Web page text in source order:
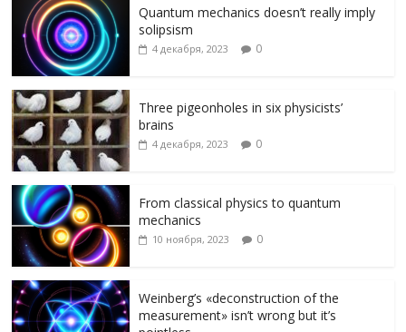
Quantum mechanics doesn’t really imply
solipsism
4 декабря, 2023 0
Three pigeonholes in six physicists’
brains
4 декабря, 2023 0
From classical physics to quantum
mechanics
10 ноября, 2023 0
Weinberg’s «deconstruction of the
measurement» isn’t wrong but it’s